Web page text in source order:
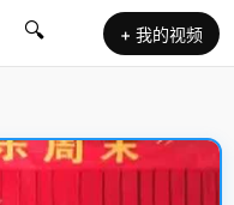
🔍 + 我的视频